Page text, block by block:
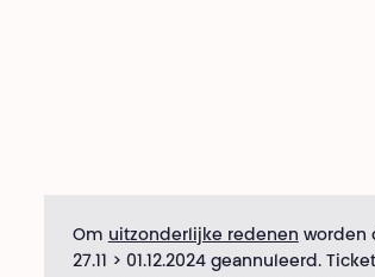
Om uitzonderlijke redenen worden
27.11 > 01.12.2024 geannuleerd.